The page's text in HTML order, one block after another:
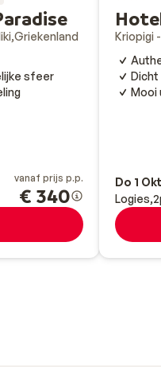
Griekenland
sfeer
vanaf prijs p.p.
€ 340
Kriopigi
Dicht
Mooi
Do 1
Logies 2